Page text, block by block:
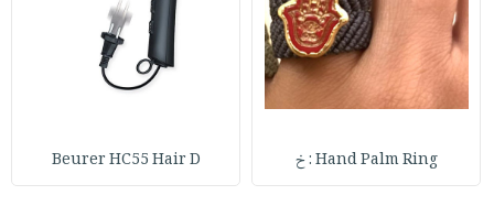
Hand Palm Ring : خ Beurer HC55 Hair D